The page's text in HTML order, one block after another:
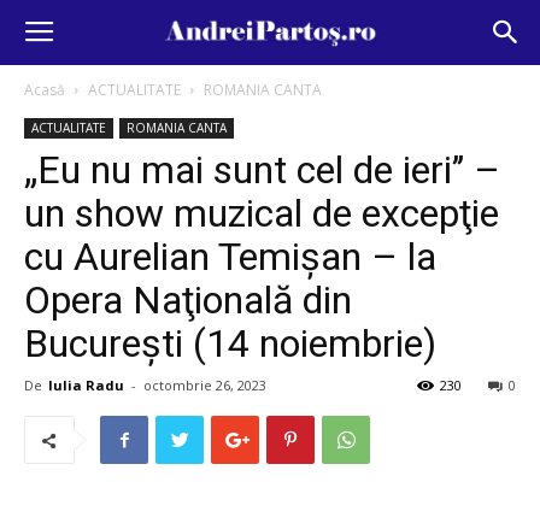
Acasă ACTUALITATE ROMANIA CANTA
ACTUALITATE ROMANIA CANTA
„Eu nu mai sunt cel de ieri’’ –
un show muzical de excepţie
cu Aurelian Temişan – la
Opera Naţională din
Bucureşti (14 noiembrie)
De Iulia Radu - octombrie 26, 2023 0
230